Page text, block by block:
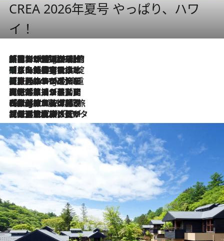
CREA 2026年夏号 やっぱり、ハワ
イ！
1 Hour Ago
「荷物が増えるほど旅ストレスは増す」美容ジャーナリストがたどり着いた最終結論。“化粧品を劇的に減らす”感動の凝縮美容とは
1 Hour Ago
「旅先には金髪ウィッグを持参」日本と同じメイクでは損してる!? 美容ジャーナリストが提案する“掟破りの旅美容”とは
1 Hour Ago
【厳選旅コスメ】「身軽さ＆UV対策重視！」ヘアアーティストshucoが選んだ夏旅ベストコスメを発表【Mサイズジップ】
2026.8.5
【厳選旅コスメ】国内をあちこち移動する河井菜摘が選んだ夏旅ベストコスメ発表！「リラックスアイテムはマスト」【Mサイズジップ】
2026.8.4
【厳選旅コスメ】「紫外線＆乾燥対策しながらメイク感も！」ヘア＆メイクGeorgeが選んだ夏旅ベストコスメを発表！【Mサイズジップ】
2026.8.3
【厳選旅コスメ】「保湿もタイパ重視！」“サウナ好き”タレント清水みさとが愛用する夏旅ベストコスメを発表！【Mサイズジップ】